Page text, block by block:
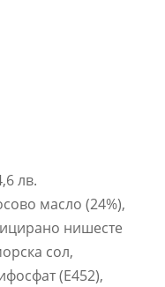
лв.
масло (24%),
нишесте
сол,
(Е452),